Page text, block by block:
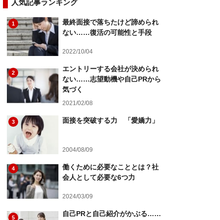
人気記事ランキング
1
最終面接で落ちたけど諦められ
ない……復活の可能性と手段
2022/10/04
2
エントリーする会社が決められ
ない……志望動機や自己PRから
気づく
2021/02/08
3 面接を突破する力 「愛嬌力」
2004/08/09
4
働くために必要なこととは？社
会人として必要な6つ力
2024/03/09
5 自己PRと自己紹介がかぶる……